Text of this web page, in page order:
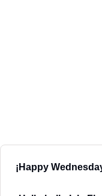
¡Happy